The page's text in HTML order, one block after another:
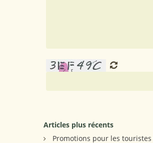
Articles plus récents
Promotions pour les